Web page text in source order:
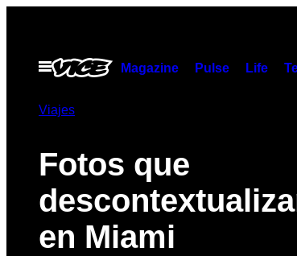
contenido
Abrir
Menú
Magazine Pulse Life
Viajes
Fotos que
en Miami